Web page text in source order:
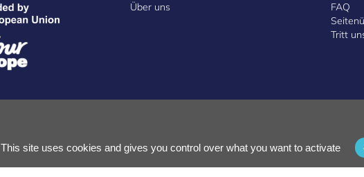
Über uns
FAQ
Tritt
This site uses cookies and gives you control over what you want to activate